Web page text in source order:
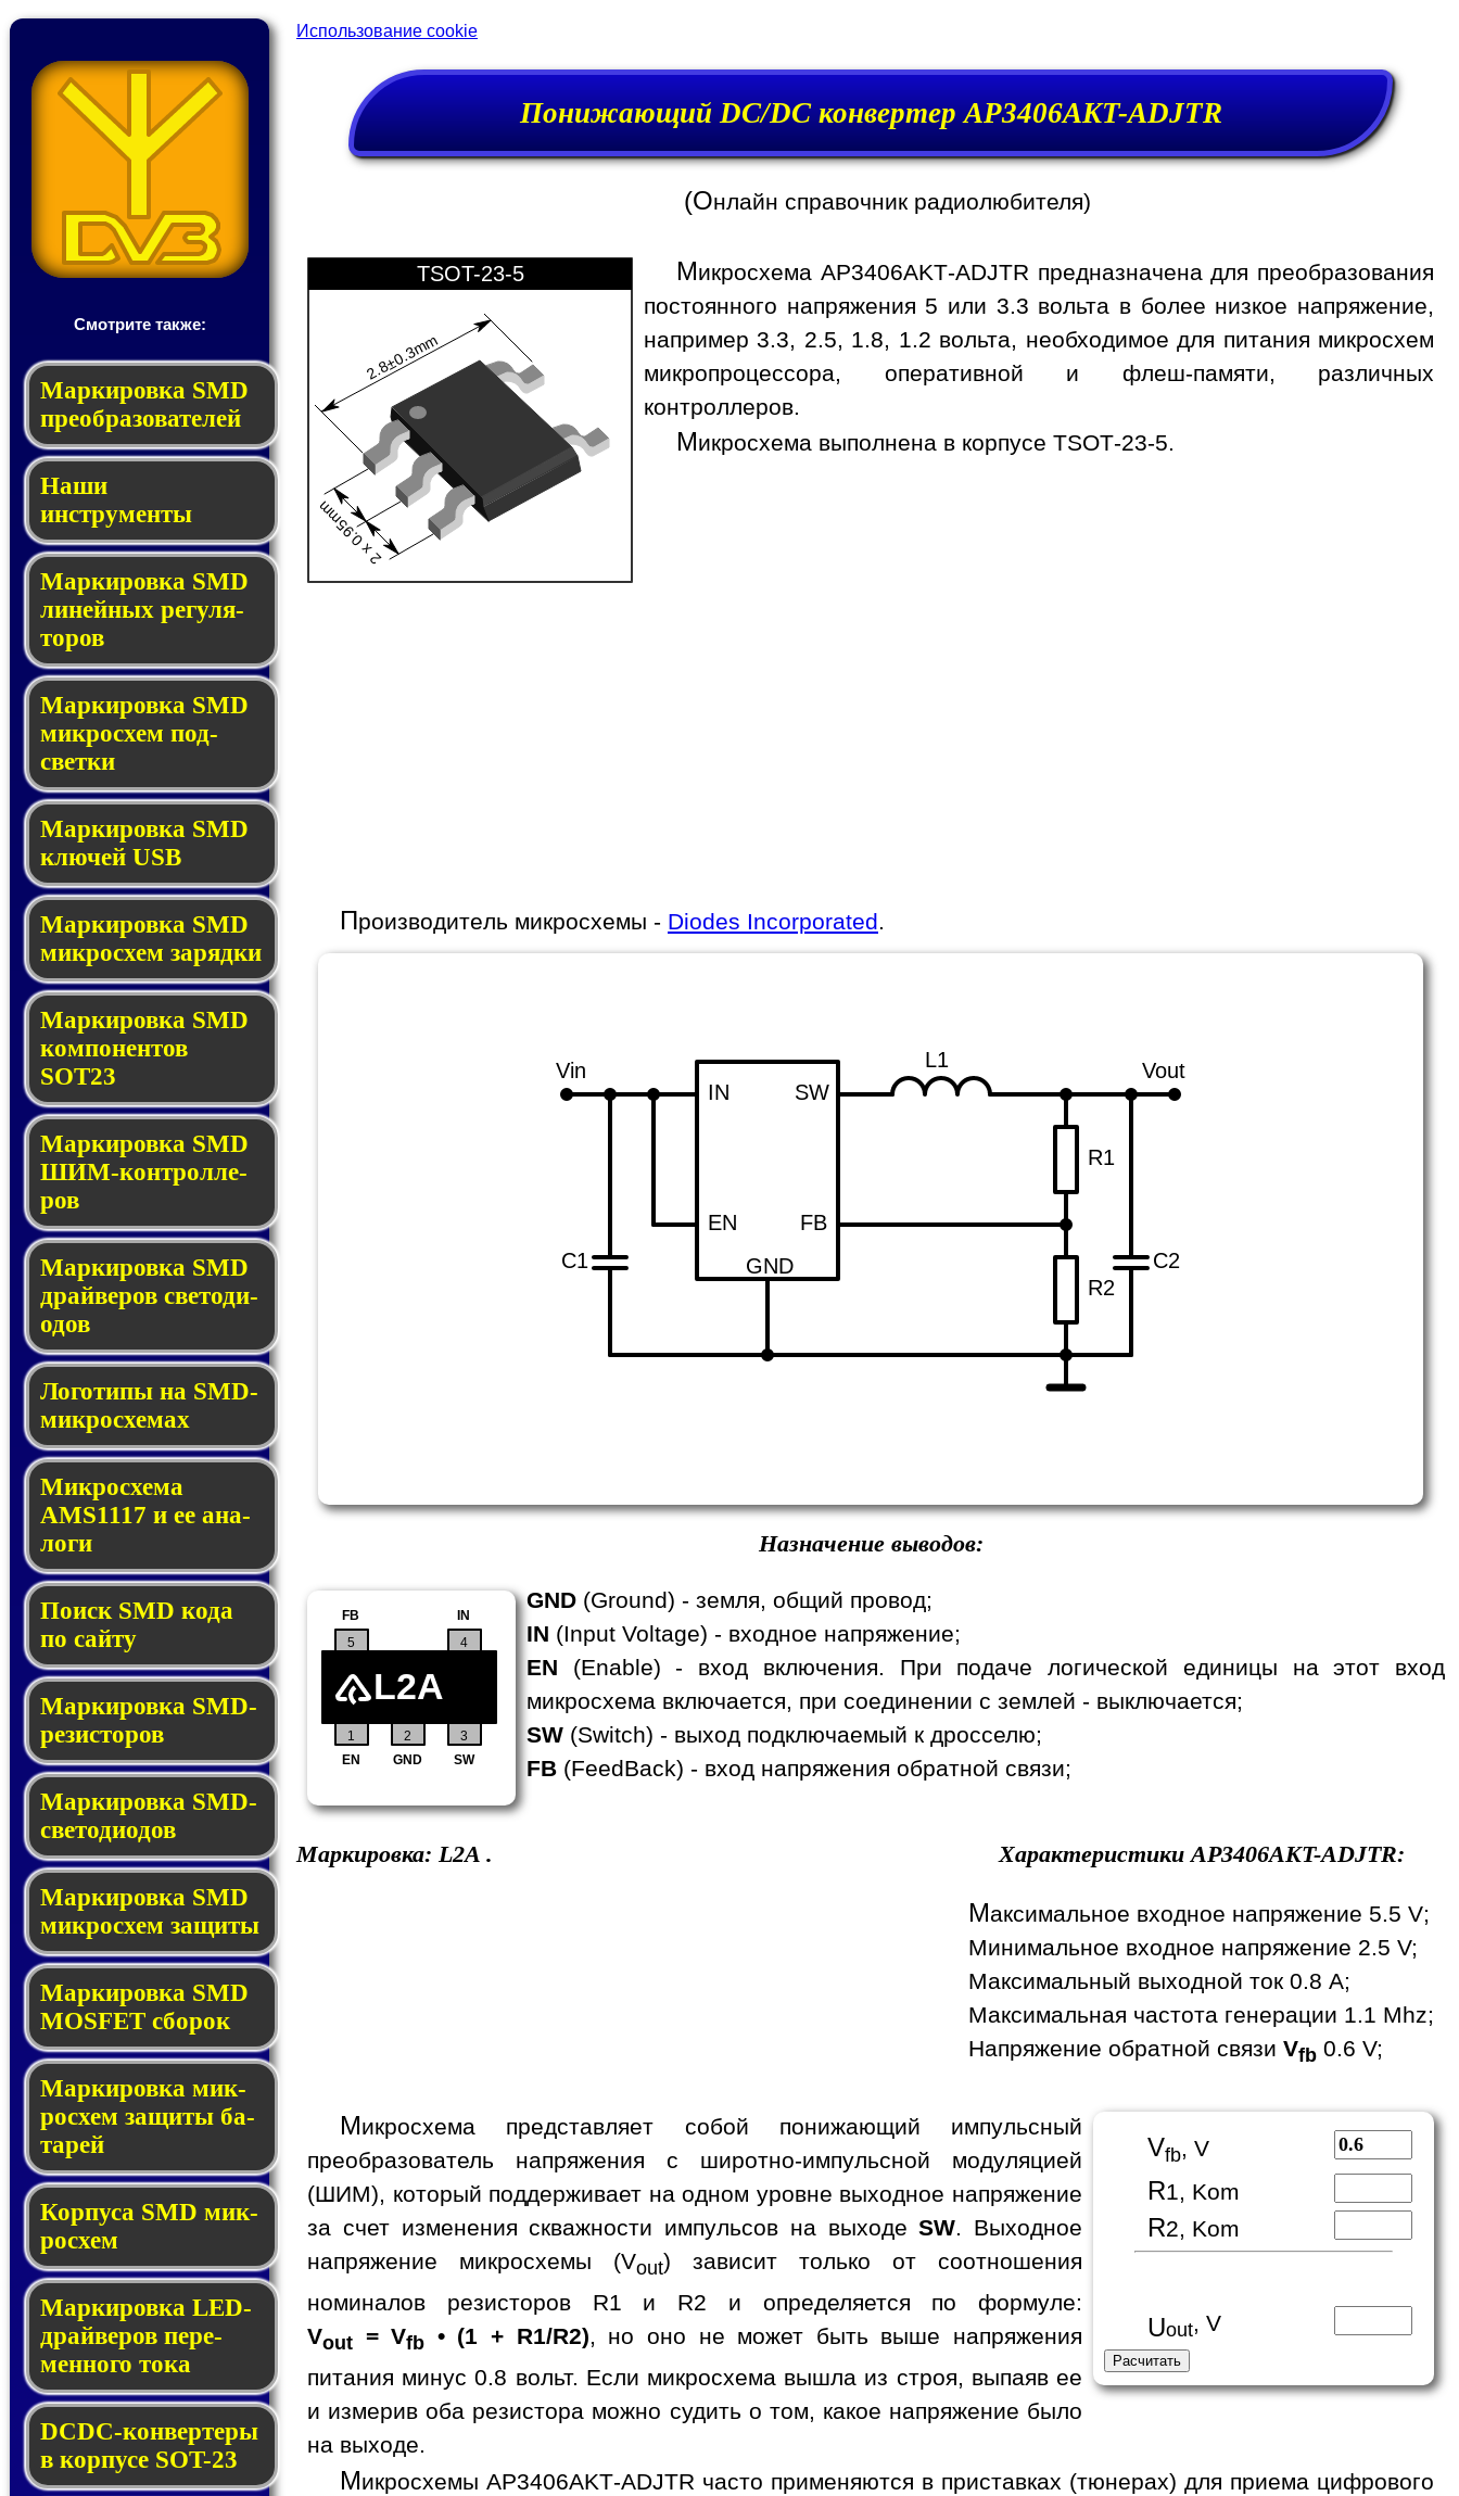
Смотрите также:
Мар­ки­ров­ка SMD
пре­об­ра­зо­ва­те­лей
Наши
инструменты
Маркировка SMD
ли­ней­ных ре­гу­ля­
то­ров
Маркировка SMD
мик­ро­схем под­
свет­ки
Маркировка SMD
клю­чей USB
Маркировка SMD
мик­рос­хем за­ряд­ки
Маркировка SMD
ком­по­нен­тов
SOT23
Маркировка SMD
ШИМ-кон­трол­ле­
ров
Маркировка SMD
драй­ве­ров све­то­ди­
о­дов
Логотипы на SMD-
мик­ро­схе­мах
Микросхема
AMS1117 и ее ана­
ло­ги
Поиск SMD ко­да
по сай­ту
Маркировка SMD-
ре­зис­то­ров
Маркировка SMD-
све­то­дио­дов
Мар­ки­ров­ка SMD
мик­рос­хем защиты
Мар­ки­ров­ка SMD
MOSFET сбо­рок
Мар­ки­ров­ка мик­
ро­схем за­щи­ты ба­
та­рей
Корпуса SMD мик­
ро­схем
Маркировка LED-
драй­ве­ров пе­ре­
мен­но­го то­ка
DCDC-кон­вер­те­ры
в кор­пу­се SOT-23
Использование cookie
Понижающий DC/DC конвертер AP3406AKT-ADJTR
(Онлайн справочник радиолюбителя)
2.8±0.3mm
2 x 0.95mm
TSOT-23-5 Микросхема AP3406AKT-ADJTR предназначена для преобразования
постоянного напряжения 5 или 3.3 вольта в более низкое напряжение,
например 3.3, 2.5, 1.8, 1.2 вольта, необходимое для питания микросхем
микропроцессора, оперативной и флеш-памяти, различных
контроллеров.
Микросхема выполнена в корпусе TSOT-23-5.
Производитель микросхемы - Diodes Incorporated
C1 C2
R1
R2
L1
Vin
Vout
IN
EN
SW
FB
GND
Назначение выводов:
1 2 3
4
EN GND SW
IN
5
FB
L2A
GND (Ground) - земля, общий провод;
IN (Input Voltage) - входное напряжение;
EN (Enable) - вход включения. При подаче логической единицы на этот вход
микросхема включается, при соединении с землей - выключается;
SW (Switch) - выход подключаемый к дросселю;
FB (FeedBack) - вход напряжения обратной связи;
Маркировка: L2A . Характеристики AP3406AKT-ADJTR:
Максимальное входное напряжение 5.5 V;
Минимальное входное напряжение 2.5 V;
Максимальный выходной ток 0.8 A;
Максимальная частота генерации 1.1 Mhz;
Напряжение обратной связи Vfb 0.6 V;
Vfb, V
R1, Kom
R2, Kom
Uout , V
Микросхема представляет собой понижающий импульсный
преобразователь напряжения с широтно-импульсной модуляцией
(ШИМ), который поддерживает на одном уровне выходное напряжение
за счет изменения скважности импульсов на выходеSW. Выходное
напряжение микросхемы (Vout) зависит только от соотношения
номиналов резисторов R1 и R2 и определяется по формуле:
Vout = Vfb • (1 + R1/R2), но оно не может быть выше напряжения
питания минус 0.8 вольт. Если микросхема вышла из строя, выпаяв ее
и измерив оба резистора можно судить о том, какое напряжение было
на выходе.
Микросхемы AP3406AKT-ADJTR часто применяются в приставках (тюнерах) для приема цифрового